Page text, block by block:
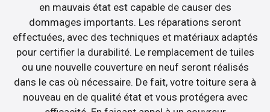
en mauvais état est capable de causer des
dommages importants. Les réparations seront
effectuées, avec des techniques et matériaux adaptés
pour certifier la durabilité. Le remplacement de tuiles
ou une nouvelle couverture en neuf seront réalisés
dans le cas où nécessaire. De fait, votre toiture sera à
nouveau en de qualité état et vous protégera avec